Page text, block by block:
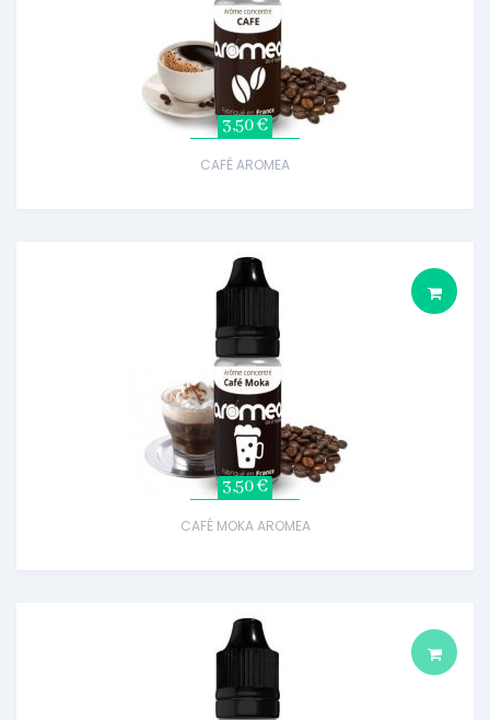
3,50 €
CAFÉ AROMEA
3,50 €
CAFÉ MOKA AROMEA